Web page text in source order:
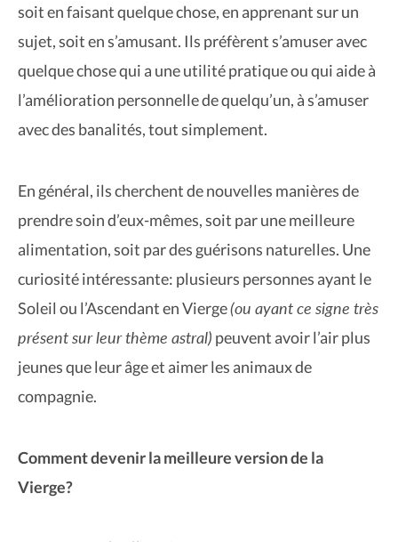
soit en faisant quelque chose, en apprenant sur un
sujet, soit en s’amusant. Ils préfèrent s’amuser avec
quelque chose qui a une utilité pratique ou qui aide à
l’amélioration personnelle de quelqu’un, à s’amuser
avec des banalités, tout simplement.
En général, ils cherchent de nouvelles manières de
prendre soin d’eux-mêmes, soit par une meilleure
alimentation, soit par des guérisons naturelles. Une
curiosité intéressante: plusieurs personnes ayant le
Soleil ou l’Ascendant en Vierge(ou ayant ce signe très
présent sur leur thème astral) peuvent avoir l’air plus
jeunes que leur âge et aimer les animaux de
compagnie.
Comment devenir la meilleure version de la
Vierge?